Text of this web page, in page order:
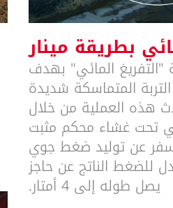
بطريقة مينار
"التفريغ المائي" بهدف
المتماسكة شديدة
هذه العملية من خلال
تحت غشاء محكم مثبت
عن توليد ضغط جوي
للضغط الناتج عن حاجز
يصل طوله إلى 4 أمتار.